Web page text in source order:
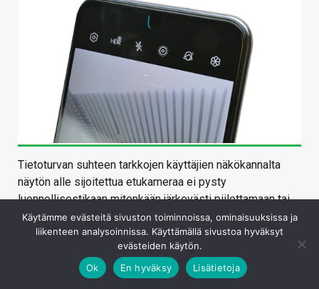
Tietoturvan suhteen tarkkojen käyttäjien näkökannalta
näytön alle sijoitettua etukameraa ei pysty
luonnollisestikaan mitenkään järkevästi piilottamaan tai
peittämään. Käynnistettäessä kameran ympäri välähtää
animaatio, mutta olisi mukavaa jos näytöllä näkyisi
iPhonen tapaan joku pieni merkkivalo aina kun etukamera
on käytössä.
Käytämme evästeitä sivuston toiminnoissa, ominaisuuksissa ja
liikenteen analysoinnissa. Käyttämällä sivustoa hyväksyt
evästeiden käytön.
Ok
En hyväksy Lisätietoja